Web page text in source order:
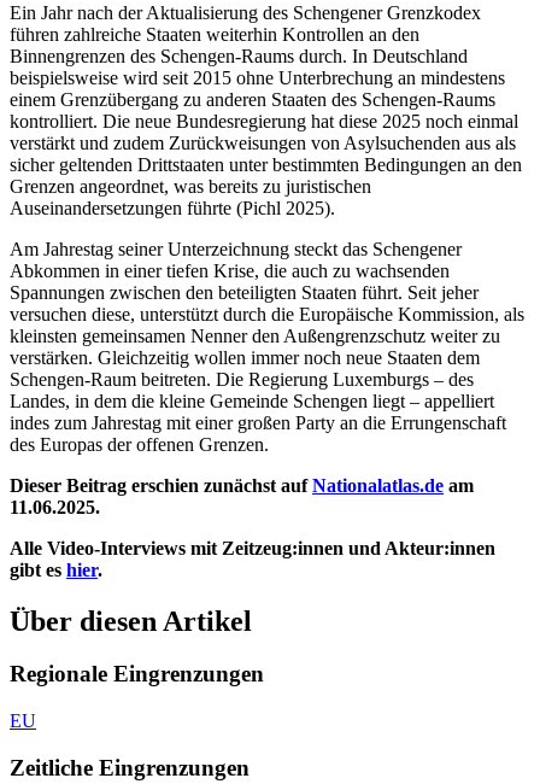
Ein Jahr nach der Aktualisierung des Schengener Grenzkodex
führen zahlreiche Staaten weiterhin Kontrollen an den
Binnengrenzen des Schengen-Raums durch. In Deutschland
beispielsweise wird seit 2015 ohne Unterbrechung an mindestens
einem Grenzübergang zu anderen Staaten des Schengen-Raums
kontrolliert. Die neue Bundesregierung hat diese 2025 noch einmal
verstärkt und zudem Zurückweisungen von Asylsuchenden aus als
sicher geltenden Drittstaaten unter bestimmten Bedingungen an den
Grenzen angeordnet, was bereits zu juristischen
Auseinandersetzungen führte (Pichl 2025).
Am Jahrestag seiner Unterzeichnung steckt das Schengener
Abkommen in einer tiefen Krise, die auch zu wachsenden
Spannungen zwischen den beteiligten Staaten führt. Seit jeher
versuchen diese, unterstützt durch die Europäische Kommission, als
kleinsten gemeinsamen Nenner den Außengrenzschutz weiter zu
verstärken. Gleichzeitig wollen immer noch neue Staaten dem
Schengen-Raum beitreten. Die Regierung Luxemburgs – des
Landes, in dem die kleine Gemeinde Schengen liegt – appelliert
indes zum Jahrestag mit einer großen Party an die Errungenschaft
des Europas der offenen Grenzen.
Dieser Beitrag erschien zunächst aufNationalatlas.de am
11.06.2025.
Alle Video-Interviews mit Zeitzeug:innen und Akteur:innen
gibt es hier.
Über diesen Artikel
Regionale Eingrenzungen
EU
Zeitliche Eingrenzungen